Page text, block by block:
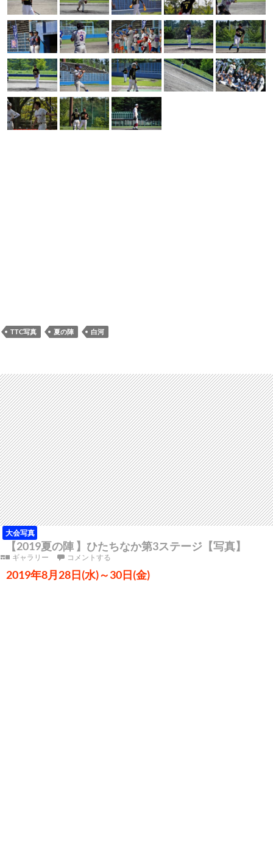
TTC写真 夏の陣 白河
大会写真
【2019夏の陣 】ひたちなか第3ステージ【写真】
ギャラリー コメントする
2019年8月28日(水)～30日(金)